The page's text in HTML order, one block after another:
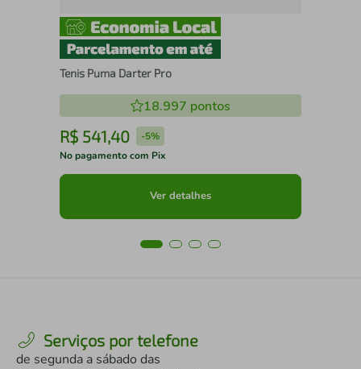
Tenis Puma Darter Pro
18.997 pontos
R$ 541,40 -5%
No pagamento com Pix
Ver detalhes
Serviços por telefone
de segunda a sábado das